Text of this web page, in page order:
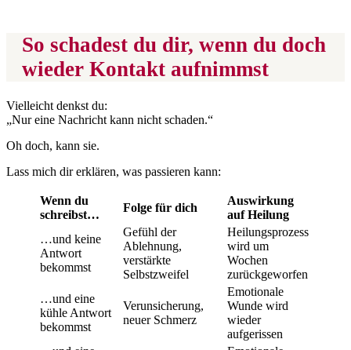
So schadest du dir, wenn du doch
wieder Kontakt aufnimmst
Vielleicht denkst du:
„Nur eine Nachricht kann nicht schaden.“
Oh doch, kann sie.
Lass mich dir erklären, was passieren kann:
Wenn du
schreibst…
Folge für dich
Auswirkung
auf Heilung
…und keine
Antwort
bekommst
Gefühl der
Ablehnung,
verstärkte
Selbstzweifel
Heilungsprozess
wird um
Wochen
zurückgeworfen
…und eine
kühle Antwort
bekommst
Verunsicherung,
neuer Schmerz
Emotionale
Wunde wird
wieder
aufgerissen